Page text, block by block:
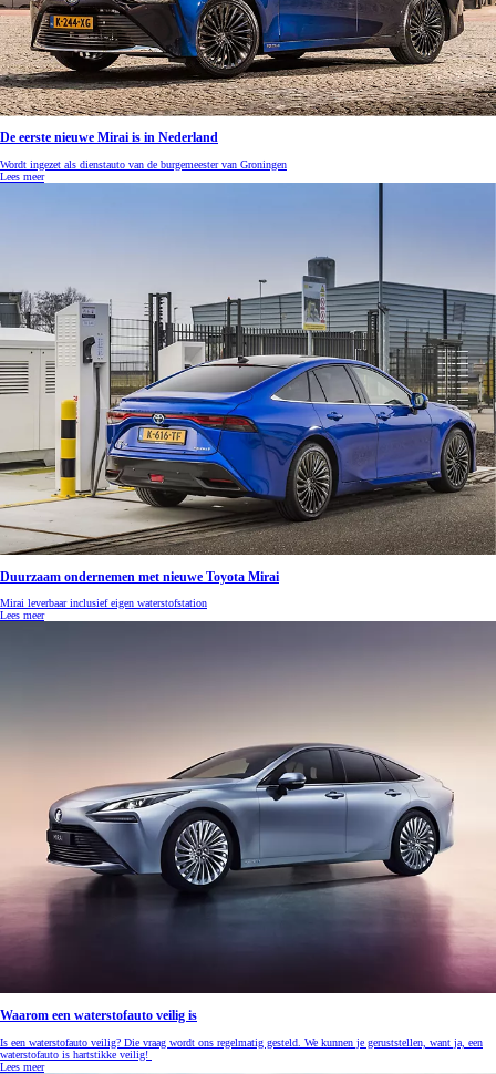
De eerste nieuwe Mirai is in Nederland
Wordt ingezet als dienstauto van de burgemeester van Groningen
Lees meer
Duurzaam ondernemen met nieuwe Toyota Mirai
Mirai leverbaar inclusief eigen waterstofstation
Lees meer
Waarom een waterstofauto veilig is
Is een waterstofauto veilig? Die vraag wordt ons regelmatig gesteld. We kunnen je geruststellen, want ja, een
waterstofauto is hartstikke veilig!
Lees meer